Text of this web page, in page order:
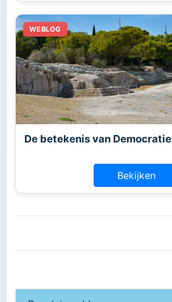
De betekenis van Democratie
Bekijken